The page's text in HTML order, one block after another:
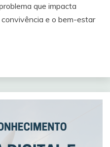
que impacta
e o bem-estar